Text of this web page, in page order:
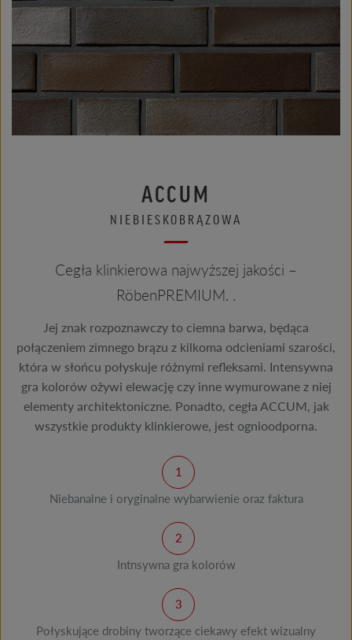
ACCUM
NIEBIESKOBRĄZOWA
Cegła klinkierowa najwyższej jakości –
RöbenPREMIUM. .
Jej znak rozpoznawczy to ciemna barwa, będąca
połączeniem zimnego brązu z kilkoma odcieniami szarości,
która w słońcu połyskuje różnymi refleksami. Intensywna
gra kolorów ożywi elewację czy inne wymurowane z niej
elementy architektoniczne. Ponadto, cegła ACCUM, jak
wszystkie produkty klinkierowe, jest ognioodporna.
Niebanalne i oryginalne wybarwienie oraz faktura
Intnsywna gra kolorów
Połyskujące drobiny tworzące ciekawy efekt wizualny